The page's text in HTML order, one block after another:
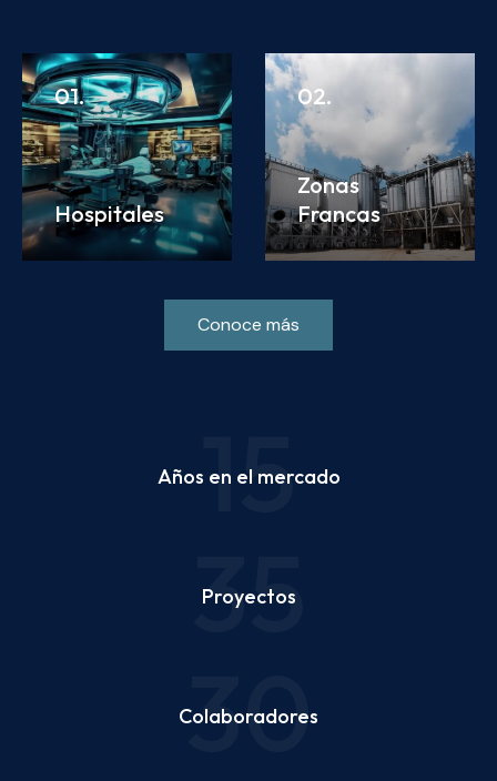
01.
Hospitales
02.
Zonas
Francas
Conoce más
15
Años en el mercado
35
Proyectos
30
Colaboradores